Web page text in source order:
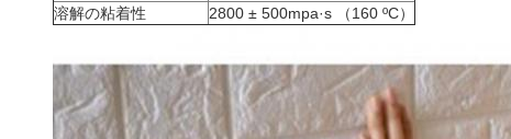
溶解の粘着性
2800 ± 500mpa·s （160 ºC）